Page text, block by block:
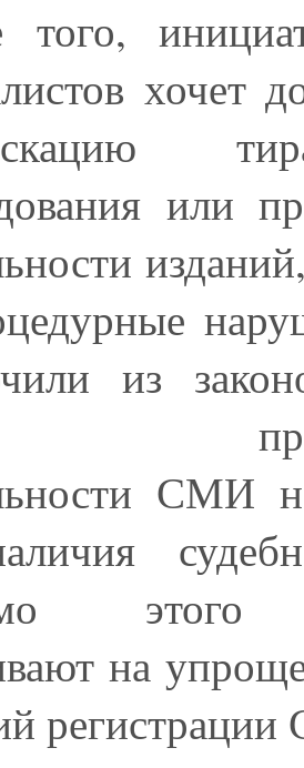
того,
хочет
или
из
СМИ
этого
на